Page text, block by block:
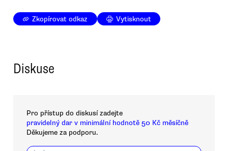
Zkopírovat odkaz Vytisknout
Diskuse
Pro přístup do diskusí zadejte
pravidelný dar v minimální hodnotě 50 Kč měsíčně
Děkujeme za podporu.